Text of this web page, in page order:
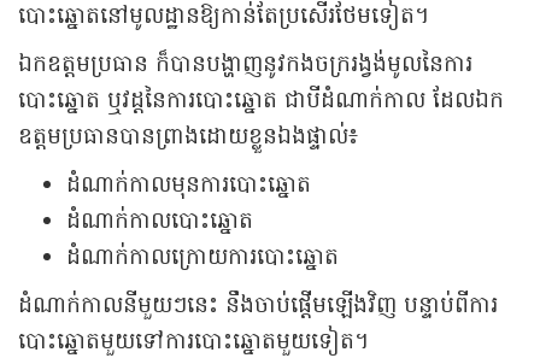
បោះឆ្នោតនៅមូលដ្ឋានឱ្យកាន់តែប្រសើរថែមទៀត។
ឯកឧត្តមប្រធាន ក៏បានបង្ហាញនូវកងចក្ររង្វង់មូលនៃការ
បោះឆ្នោត ឬវដ្តនៃការបោះឆ្នោត ជាបីដំណាក់កាល ដែលឯក
ឧត្តមប្រធានបានព្រាងដោយខ្លួនឯងផ្ទាល់៖
ដំណាក់កាលមុនការបោះឆ្នោត
ដំណាក់កាលបោះឆ្នោត
ដំណាក់កាលក្រោយការបោះឆ្នោត
ដំណាក់កាលនីមួយៗនេះ នឹងចាប់ផ្តើមឡើងវិញ បន្ទាប់ពីការ
បោះឆ្នោតមួយទៅការបោះឆ្នោតមួយទៀត។